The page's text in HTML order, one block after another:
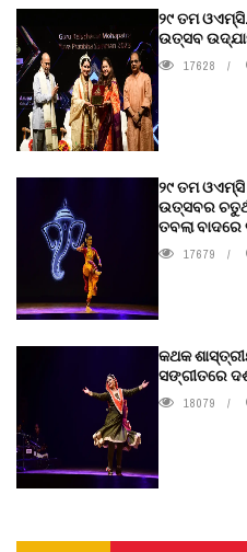
୨୯ ତମ
ଉତ୍ସବ
17628
୨୯ ତମ
ଉତ୍ସବର
ତବଲା
17679
କଥକ
ସଙ୍ଗୀତରେ
18079